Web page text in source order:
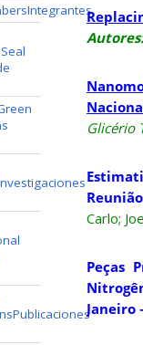
Integrantes
Publicaciones
Autores:
Glicério
Carlo;
Peças
Janeiro